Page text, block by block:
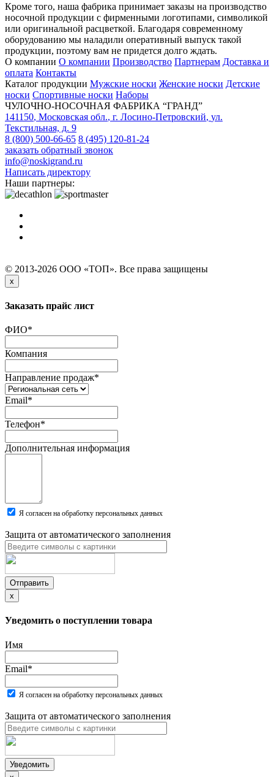
Кроме того, наша фабрика принимает заказы на производство
носочной продукции с фирменными логотипами, символикой
или оригинальной расцветкой. Благодаря современному
оборудованию мы наладили оперативный выпуск такой
продукции, поэтому вам не придется долго ждать.
О компании О компании Производство Партнерам Доставка и
оплата Контакты
Каталог продукции Мужские носки Женские носки Детские
носки Спортивные носки Наборы
ЧУЛОЧНО-НОСОЧНАЯ ФАБРИКА “ГРАНД”
141150, Московская обл., г. Лосино-Петровский, ул.
Текстильная, д. 9
8 (800) 500-66-65 8 (495) 120-81-24
заказать обратный звонок
info@noskigrand.ru
Написать директору
Наши партнеры:
© 2013-2026 ООО «ТОП». Все права защищены
x
Заказать прайс лист
ФИО*
Компания
Направление продаж*
Email*
Телефон*
Дополнительная информация
Я согласен на обработку персональных данных
Защита от автоматического заполнения
Отправить
x
Уведомить о поступлении товара
Имя
Email*
Я согласен на обработку персональных данных
Защита от автоматического заполнения
Уведомить